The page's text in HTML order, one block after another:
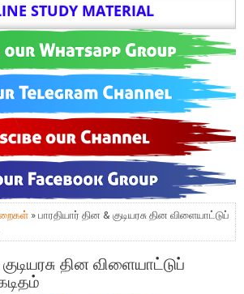
STUDY MATERIAL
» பாரதியார் தின & குடியரசு தின விளையாட்டுப்
தின விளையாட்டுப்